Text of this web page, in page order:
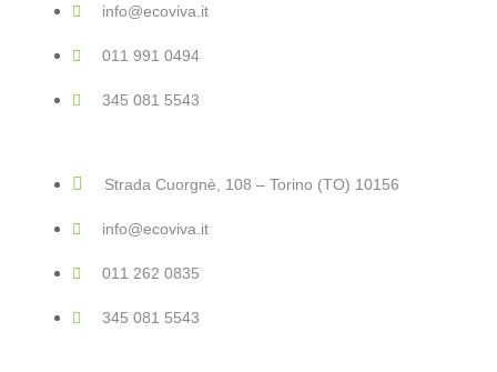
info@ecoviva.it
011 991 0494
345 081 5543
Strada Cuorgnè, 108 – Torino (TO) 10156
info@ecoviva.it
011 262 0835
345 081 5543